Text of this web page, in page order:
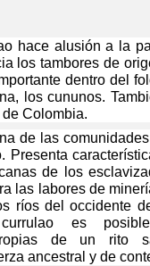
hace alusión a la
los tambores de
dentro del
los cununos.
Colombia.
de las
Presenta
de los
las labores de
ríos del occidente
es
de un rito
ancestral y de